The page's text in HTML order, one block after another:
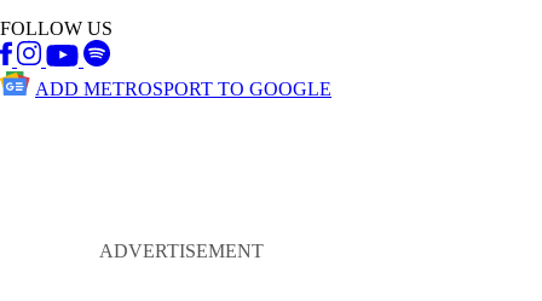
FOLLOW US
ADD METROSPORT TO GOOGLE